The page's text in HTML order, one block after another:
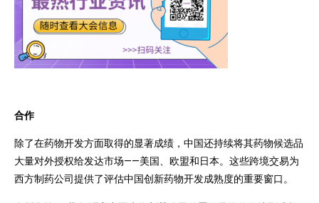
合作
除了在药物开发方面取得的显著成绩，中国还持续将其药物候选品
大量对外授权给发达市场——美国、欧盟和日本。这些跨境交易为
西方制药公司提供了评估中国创新药物开发成熟度的重要窗口。